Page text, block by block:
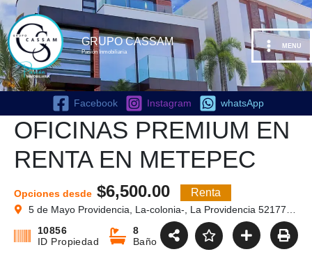
Ir
al
contenido
GRUPO CASSAM
Pasión Inmobiliaria
MENU
Facebook Instagram whatsApp
OFICINAS PREMIUM EN
RENTA EN METEPEC
Opciones desde $6,500.00 Renta
5 de Mayo Providencia, La-colonia-, La Providencia 52177 San Francisco Coaxusco, Méx. México
10856
ID Propiedad
8
Baño